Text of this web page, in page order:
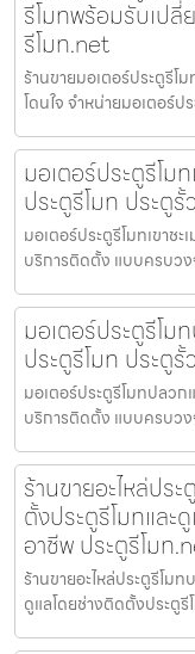
รีโมทพร้อมรับเปลี่
รีโมท.net
ร้านขายมอเตอร์ประตูรีโ
โดนใจ จำหน่ายมอเตอร์
มอเตอร์ประตูรีโม
ประตูรีโมท ประตูรั้
มอเตอร์ประตูรีโมทเขาชะ
บริการติดตั้ง แบบครบวง
มอเตอร์ประตูรีโม
ประตูรีโมท ประตูรั้
มอเตอร์ประตูรีโมทปลวก
บริการติดตั้ง แบบครบวง
ร้านขายอะไหล่ปร
ตั้งประตูรีโมทและ
อาชีพ ประตูรีโมท
ร้านขายอะไหล่ประตูรีโม
ดูแลโดยช่างติดตั้งประตู